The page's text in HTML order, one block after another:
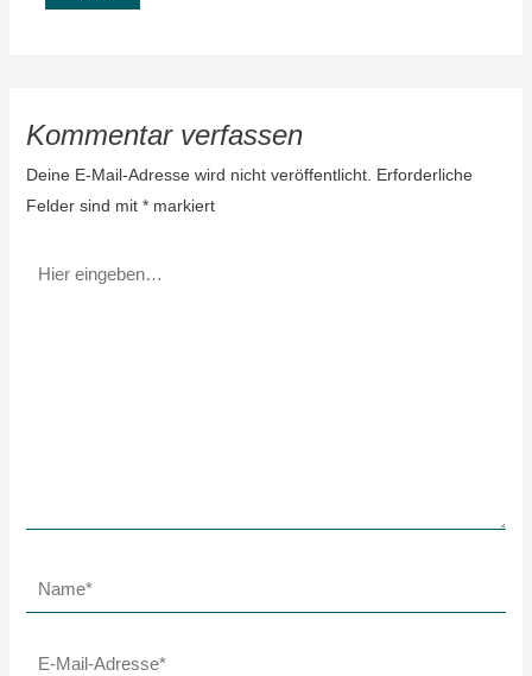
Kommentar verfassen
Deine E-Mail-Adresse wird nicht veröffentlicht. Erforderliche
Felder sind mit *markiert
Name*
E-